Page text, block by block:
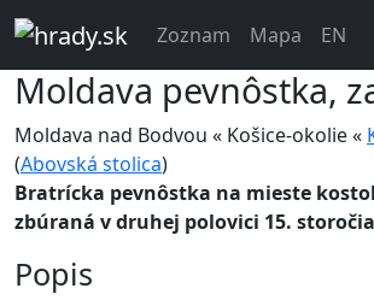
Zoznam Mapa EN
Moldava pevnôstka,
Moldava nad Bodvou « Košice-okolie «
(Abovská stolica)
Bratrícka pevnôstka na mieste
zbúraná v druhej polovici 15.
Popis